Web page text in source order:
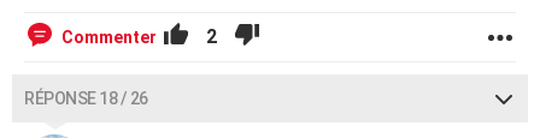
Commenter 2
RÉPONSE 18 / 26